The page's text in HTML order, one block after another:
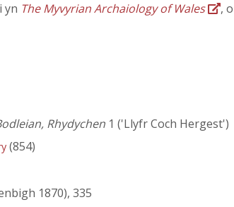
yn The Myvyrian Archaiology of Wales ,
Rhydychen 1 ('Llyfr Coch Hergest')
(854)
1870), 335